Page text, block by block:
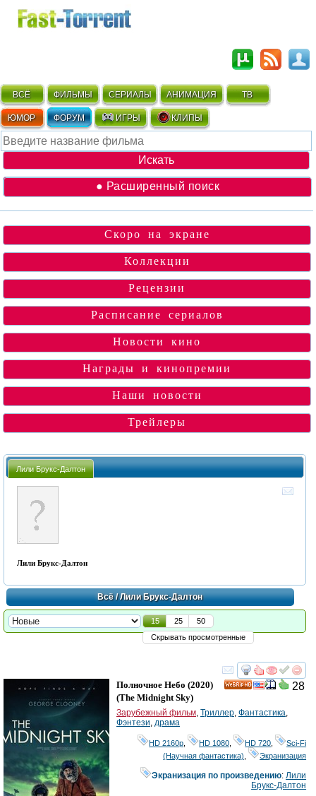
ВСЁ ФИЛЬМЫ СЕРИАЛЫ АНИМАЦИЯ ТВ
ЮМОР ФОРУМ ИГРЫ КЛИПЫ
● Расширенный поиск
Скоро на экране
Коллекции
Рецензии
Расписание сериалов
Новости кино
Награды и кинопремии
Наши новости
Трейлеры
Лили Брукс-Далтон
Лили Брукс-Далтон
Всё/ Лили Брукс-Далтон
15 25
50
Скрывать просмотренные
смотреть
28
Полночное Небо (2020)
(The Midnight Sky)
Зарубежный фильм Триллер Фантастика
Фэнтези драма
HD 2160р HD 1080 HD 720
Sci-Fi
(Научная фантастика)
Экранизация
Экранизация по произведению: Лили
Брукс-Далтон